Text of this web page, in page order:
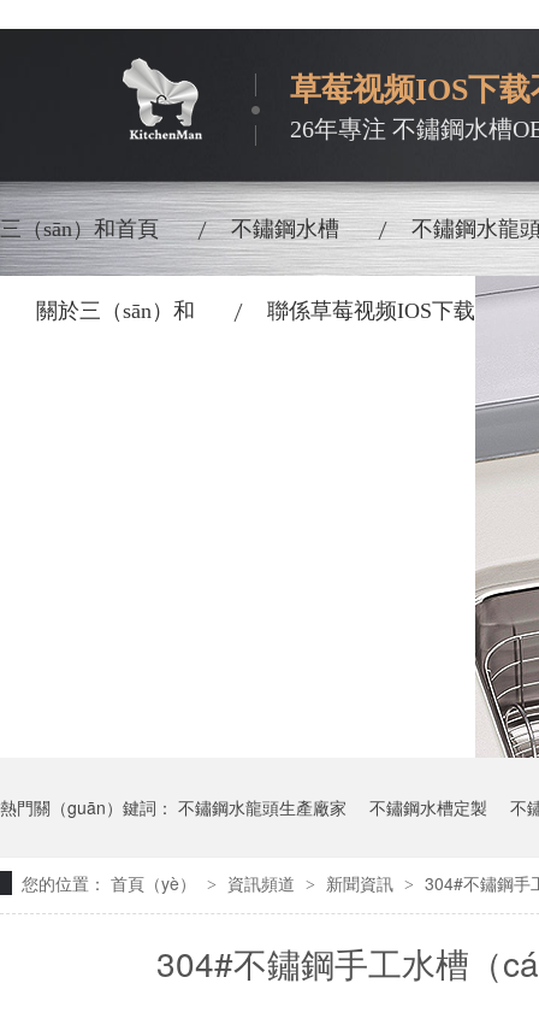
草莓视频IOS下
26年專注 不鏽鋼水槽
三（sān）和首頁 不鏽鋼水槽 不鏽鋼水龍
關於三（sān）和 聯係草莓视频IOS下载
熱門關（guān）鍵詞： 不鏽鋼水龍頭生產廠家 不鏽鋼水槽定製 不
您的位置： 首頁（yè） > 資訊頻道 > 新聞資訊 > 304#不鏽鋼手
304#不鏽鋼手工水槽（